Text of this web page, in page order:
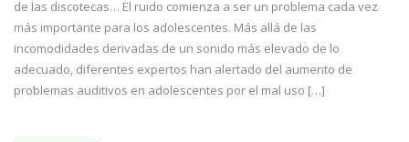
de las discotecas… El ruido comienza a ser un problema cada vez
más importante para los adolescentes. Más allá de las
incomodidades derivadas de un sonido más elevado de lo
adecuado, diferentes expertos han alertado del aumento de
problemas auditivos en adolescentes por el mal uso […]